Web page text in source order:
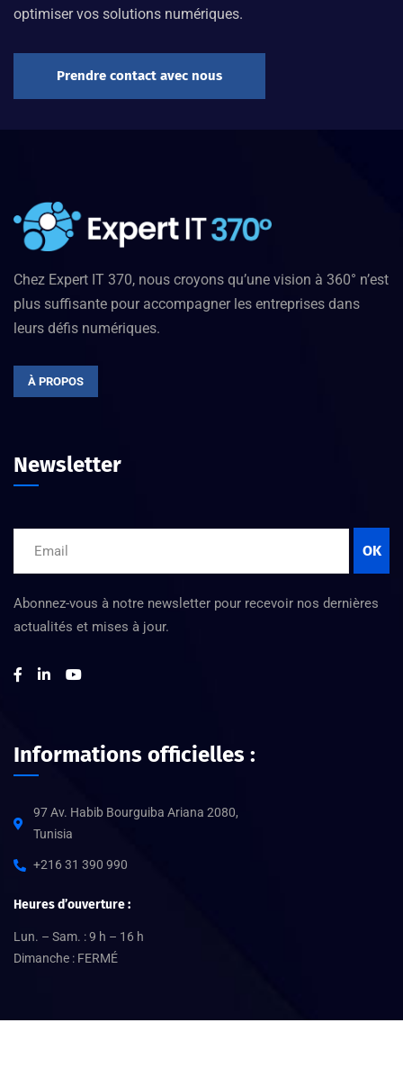
optimiser vos solutions numériques.
Prendre contact avec nous
Chez Expert IT 370, nous croyons qu’une vision à 360° n’est
plus suffisante pour accompagner les entreprises dans
leurs défis numériques.
À PROPOS
Newsletter
OK
Abonnez-vous à notre newsletter pour recevoir nos dernières
actualités et mises à jour.
Informations officielles :
97 Av. Habib Bourguiba Ariana 2080,
Tunisia
+216 31 390 990
Heures d’ouverture :
Lun. – Sam. : 9 h – 16 h
Dimanche : FERMÉ